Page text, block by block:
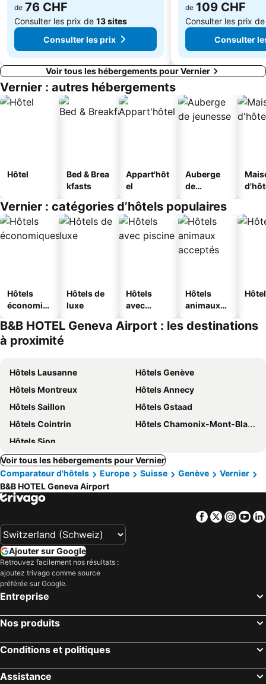
de 76 CHF
Consulter les prix de 13 sites
Consulter les prix
de 109 CHF
Consulter les prix
Consulter
Voir tous les hébergements pour Vernier
Vernier : autres hébergements
Hôtel
Bed & Brea
kfasts
Appart'hôt
el
Auberge
de
Vernier : catégories d’hôtels populaires
Hôtels
économiq
Hôtels de
luxe
Hôtels
avec
Hôtels
animaux
B&B HOTEL Geneva Airport : les destinations
à proximité
Hôtels Lausanne
Hôtels Genève
Hôtels Montreux
Hôtels Annecy
Hôtels Saillon
Hôtels Gstaad
Hôtels Cointrin
Hôtels Chamonix-Mont-Blanc
Hôtels Sion
Voir tous les hébergements pour Vernier
Comparateur d'hôtels
Europe Suisse Genève
Vernier
B&B HOTEL Geneva Airport
Facebook
Twitter
Ajouter sur Google
Retrouvez facilement nos résultats :
ajoutez trivago comme source
préférée sur Google.
Entreprise
Nos produits
Conditions et politiques
Assistance